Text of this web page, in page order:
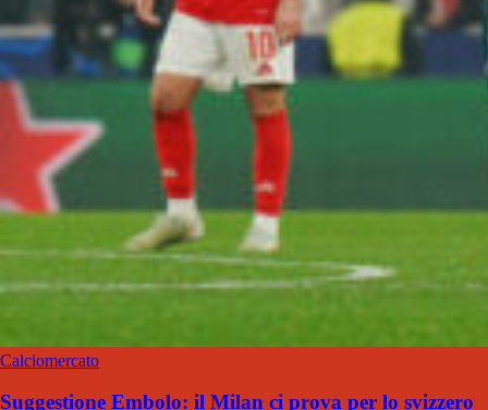
Calciomercato
Suggestione Embolo: il Milan ci prova per lo svizzero